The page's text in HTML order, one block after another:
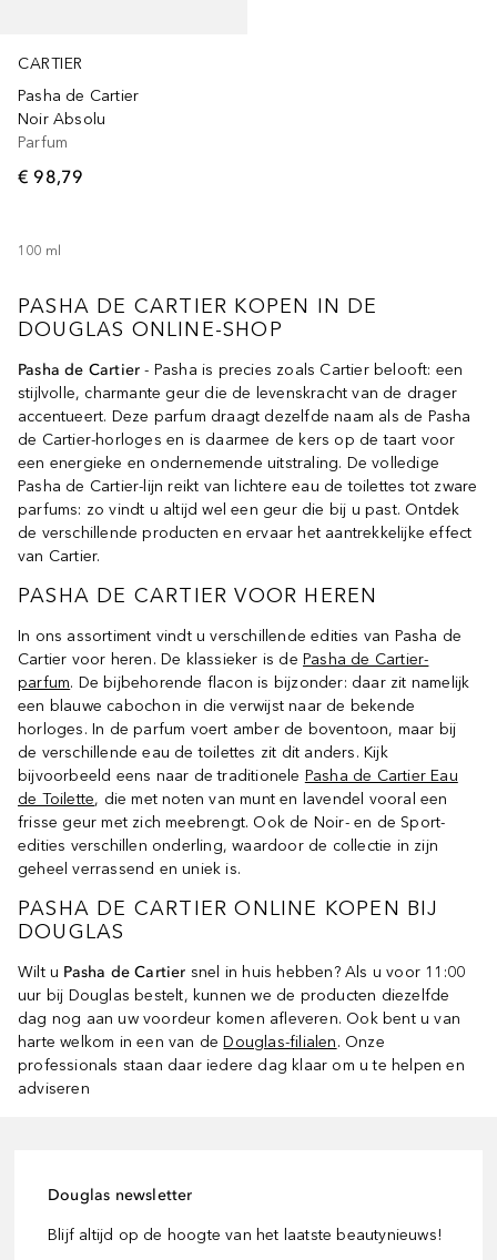
CARTIER
Pasha de Cartier
Noir Absolu
Parfum
€ 98,79
100 ml
PASHA DE CARTIER KOPEN IN DE
DOUGLAS ONLINE-SHOP
Pasha de Cartier - Pasha is precies zoals Cartier belooft: een
stijlvolle, charmante geur die de levenskracht van de drager
accentueert. Deze parfum draagt dezelfde naam als de Pasha
de Cartier-horloges en is daarmee de kers op de taart voor
een energieke en ondernemende uitstraling. De volledige
Pasha de Cartier-lijn reikt van lichtere eau de toilettes tot zware
parfums: zo vindt u altijd wel een geur die bij u past. Ontdek
de verschillende producten en ervaar het aantrekkelijke effect
van Cartier.
PASHA DE CARTIER VOOR HEREN
In ons assortiment vindt u verschillende edities van Pasha de
Cartier voor heren. De klassieker is de Pasha de Cartier-
parfum. De bijbehorende flacon is bijzonder: daar zit namelijk
een blauwe cabochon in die verwijst naar de bekende
horloges. In de parfum voert amber de boventoon, maar bij
de verschillende eau de toilettes zit dit anders. Kijk
bijvoorbeeld eens naar de traditionele Pasha de Cartier Eau
de Toilette, die met noten van munt en lavendel vooral een
frisse geur met zich meebrengt. Ook de Noir- en de Sport-
edities verschillen onderling, waardoor de collectie in zijn
geheel verrassend en uniek is.
PASHA DE CARTIER ONLINE KOPEN BIJ
DOUGLAS
Wilt u Pasha de Cartier snel in huis hebben? Als u voor 11:00
uur bij Douglas bestelt, kunnen we de producten diezelfde
dag nog aan uw voordeur komen afleveren. Ook bent u van
harte welkom in een van deDouglas-filialen. Onze
professionals staan daar iedere dag klaar om u te helpen en
adviseren
Douglas newsletter
Blijf altijd op de hoogte van het laatste beautynieuws!